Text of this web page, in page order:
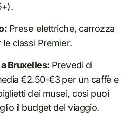
Prese elettriche, carrozza
classi Premier.
Bruxelles: Prevedi di
€2.50-€3 per un caffè e
dei musei, così puoi
il budget del viaggio.